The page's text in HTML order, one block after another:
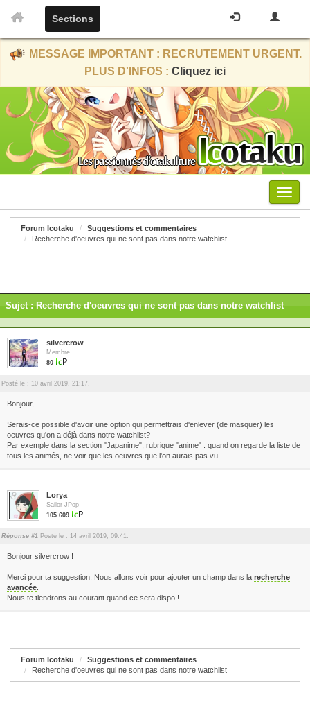
Sections
MESSAGE IMPORTANT : RECRUTEMENT URGENT.
PLUS D'INFOS : Cliquez ici
Menu
Forum Icotaku
Suggestions et commentaires
Recherche d'oeuvres qui ne sont pas dans notre watchlist
Sujet : Recherche d'oeuvres qui ne sont pas dans notre watchlist
silvercrow
Membre
80
Posté le : 10 avril 2019, 21:17.
Bonjour,
Serais-ce possible d'avoir une option qui permettrais d'enlever (de masquer) les
oeuvres qu'on a déjà dans notre watchlist?
Par exemple dans la section "Japanime", rubrique "anime" : quand on regarde la liste de
tous les animés, ne voir que les oeuvres que l'on aurais pas vu.
Lorya
Sailor JPop
105 609
Réponse #1 Posté le : 14 avril 2019, 09:41.
Bonjour silvercrow !
Merci pour ta suggestion. Nous allons voir pour ajouter un champ dans la recherche
avancée
Nous te tiendrons au courant quand ce sera dispo !
Forum Icotaku
Suggestions et commentaires
Recherche d'oeuvres qui ne sont pas dans notre watchlist